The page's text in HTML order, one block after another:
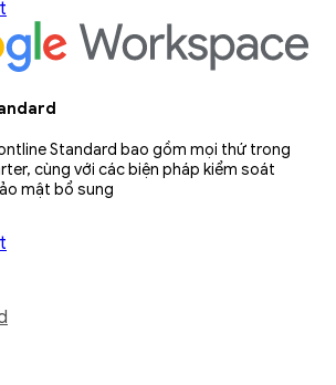
Standard bao gồm mọi thứ trong
cùng với các biện pháp kiểm soát
mật bổ sung